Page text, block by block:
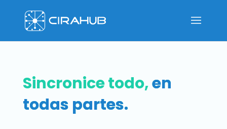
Sincronice todo,en
todas partes.